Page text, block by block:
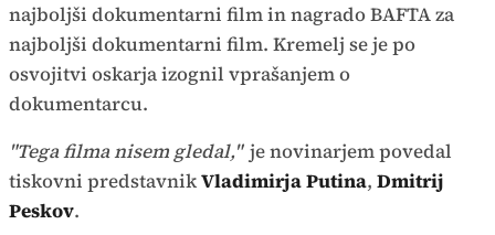
najboljši dokumentarni film in nagrado BAFTA za
najboljši dokumentarni film. Kremelj se je po
osvojitvi oskarja izognil vprašanjem o
dokumentarcu.
"Tega filma nisem gledal," je novinarjem povedal
tiskovni predstavnikVladimirja Putina, Dmitrij
Peskov.